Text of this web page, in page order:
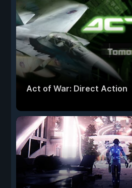
Act of War: Direct Action